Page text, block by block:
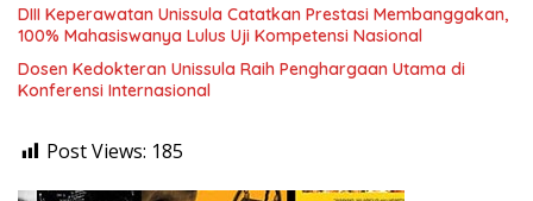
DIII Keperawatan Unissula Catatkan Prestasi Membanggakan,
100% Mahasiswanya Lulus Uji Kompetensi Nasional
Dosen Kedokteran Unissula Raih Penghargaan Utama di
Konferensi Internasional
Post Views: 185